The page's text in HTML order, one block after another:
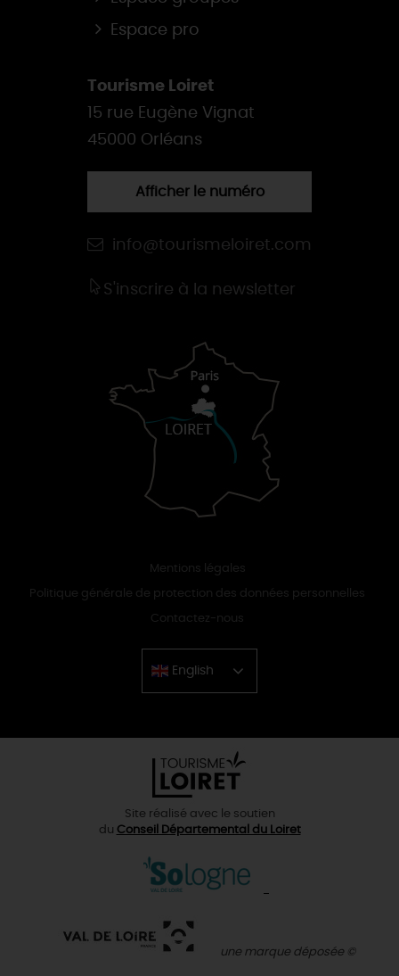
Espace pro
Tourisme Loiret
15 rue Eugène Vignat
45000 Orléans
Afficher le numéro
info@tourismeloiret.com
S'inscrire à la newsletter
Mentions légales
Politique générale de protection des données personnelles
Contactez-nous
English
Chinese
Site réalisé avec le soutien
du Conseil Départemental du Loiret
une marque déposée ©